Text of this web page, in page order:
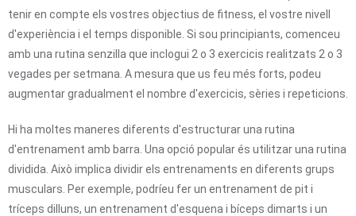
tenir en compte els vostres objectius de fitness, el vostre nivell
d'experiència i el temps disponible. Si sou principiants, comenceu
amb una rutina senzilla que inclogui 2 o 3 exercicis realitzats 2 o 3
vegades per setmana. A mesura que us feu més forts, podeu
augmentar gradualment el nombre d'exercicis, sèries i repeticions.
Hi ha moltes maneres diferents d'estructurar una rutina
d'entrenament amb barra. Una opció popular és utilitzar una rutina
dividida. Això implica dividir els entrenaments en diferents grups
musculars. Per exemple, podríeu fer un entrenament de pit i
tríceps dilluns, un entrenament d'esquena i bíceps dimarts i un